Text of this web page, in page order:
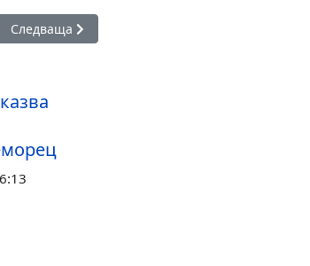
настроение в село Българи
Следваща статия: Кметът на Царево Марин
Следваща